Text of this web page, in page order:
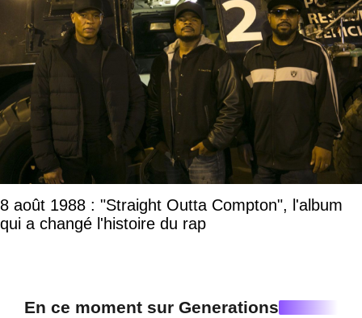
8 août 1988 : "Straight Outta Compton", l'album
qui a changé l'histoire du rap
En ce moment sur Generations